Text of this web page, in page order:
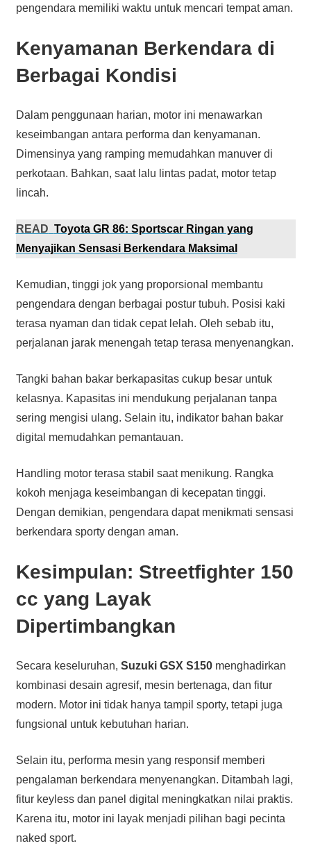
pengendara memiliki waktu untuk mencari tempat aman.
Kenyamanan Berkendara di
Berbagai Kondisi
Dalam penggunaan harian, motor ini menawarkan
keseimbangan antara performa dan kenyamanan.
Dimensinya yang ramping memudahkan manuver di
perkotaan. Bahkan, saat lalu lintas padat, motor tetap
lincah.
READ Toyota GR 86: Sportscar Ringan yang
Menyajikan Sensasi Berkendara Maksimal
Kemudian, tinggi jok yang proporsional membantu
pengendara dengan berbagai postur tubuh. Posisi kaki
terasa nyaman dan tidak cepat lelah. Oleh sebab itu,
perjalanan jarak menengah tetap terasa menyenangkan.
Tangki bahan bakar berkapasitas cukup besar untuk
kelasnya. Kapasitas ini mendukung perjalanan tanpa
sering mengisi ulang. Selain itu, indikator bahan bakar
digital memudahkan pemantauan.
Handling motor terasa stabil saat menikung. Rangka
kokoh menjaga keseimbangan di kecepatan tinggi.
Dengan demikian, pengendara dapat menikmati sensasi
berkendara sporty dengan aman.
Kesimpulan: Streetfighter 150
cc yang Layak
Dipertimbangkan
Secara keseluruhan, Suzuki GSX S150menghadirkan
kombinasi desain agresif, mesin bertenaga, dan fitur
modern. Motor ini tidak hanya tampil sporty, tetapi juga
fungsional untuk kebutuhan harian.
Selain itu, performa mesin yang responsif memberi
pengalaman berkendara menyenangkan. Ditambah lagi,
fitur keyless dan panel digital meningkatkan nilai praktis.
Karena itu, motor ini layak menjadi pilihan bagi pecinta
naked sport.